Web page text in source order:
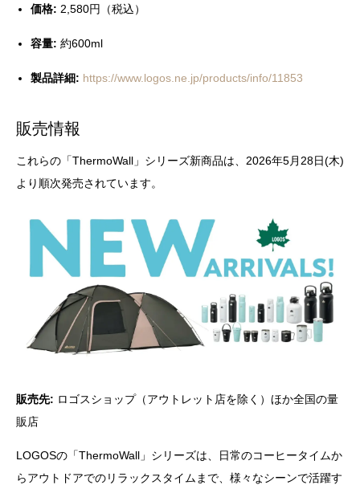
価格: 2,580円（税込）
容量: 約600ml
製品詳細: https://www.logos.ne.jp/products/info/11853
販売情報
これらの「ThermoWall」シリーズ新商品は、2026年5月28日(木)
より順次発売されています。
販売先: ロゴスショップ（アウトレット店を除く）ほか全国の量
販店
LOGOSの「ThermoWall」シリーズは、日常のコーヒータイムか
らアウトドアでのリラックスタイムまで、様々なシーンで活躍す